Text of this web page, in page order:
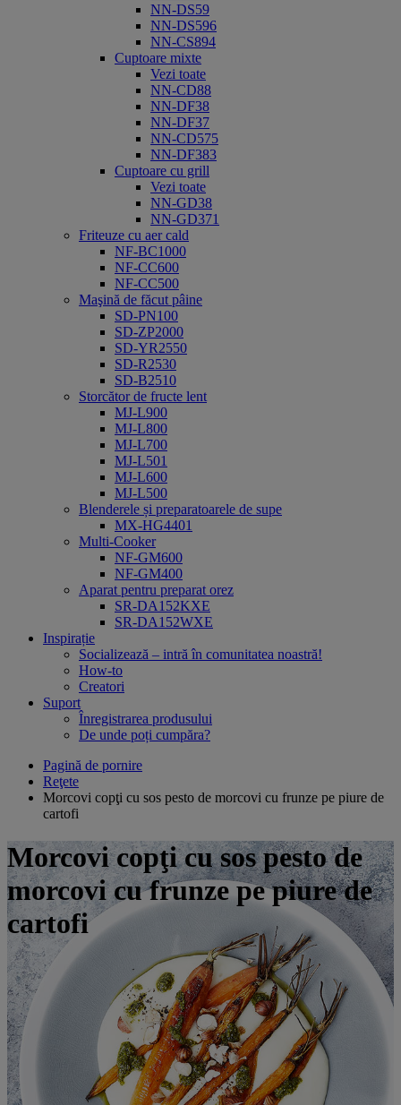
NN-DS59
NN-DS596
NN-CS894
Cuptoare mixte
Vezi toate
NN-CD88
NN-DF38
NN-DF37
NN-CD575
NN-DF383
Cuptoare cu grill
Vezi toate
NN-GD38
NN-GD371
Friteuze cu aer cald
NF-BC1000
NF-CC600
NF-CC500
Maşină de făcut pâine
SD-PN100
SD-ZP2000
SD-YR2550
SD-R2530
SD-B2510
Storcător de fructe lent
MJ-L900
MJ-L800
MJ-L700
MJ-L501
MJ-L600
MJ-L500
Blenderele și preparatoarele de supe
MX-HG4401
Multi-Cooker
NF-GM600
NF-GM400
Aparat pentru preparat orez
SR-DA152KXE
SR-DA152WXE
Inspirație
Socializează – intră în comunitatea noastră!
How-to
Creatori
Suport
Înregistrarea produsului
De unde poți cumpăra?
Pagină de pornire
Reţete
Morcovi copţi cu sos pesto de morcovi cu frunze pe piure de
cartofi
Morcovi copţi cu sos pesto de
morcovi cu frunze pe piure de
cartofi